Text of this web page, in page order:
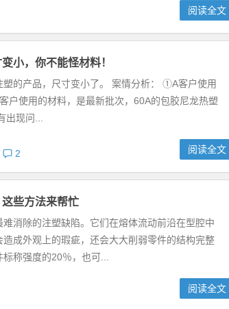
阅读全文
小，你不能怪材料！
的产品，尺寸变小了。 案情分析： ①A客户使用
户使用的材料，是最新批次，60A的包胶尼龙热塑
现问...
2 阅读全文
些方法来帮忙
消除的注塑缺陷。它们在熔体流动前沿在型腔中
成外观上的瑕疵，还会大大削弱零件的结构完整
称强度的20％，也可...
阅读全文